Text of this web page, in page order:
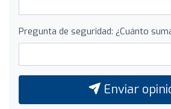
Pregunta de seguridad: ¿Cuánto
Enviar